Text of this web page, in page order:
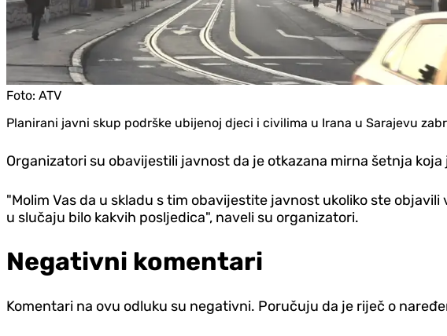
Foto: ATV
Planirani javni skup podrške ubijenoj djeci i civilima u Irana u Sarajevu
Organizatori su obavijestili javnost da je otkazana mirna šetnja
"Molim Vas da u skladu s tim obavijestite javnost ukoliko ste
u slučaju bilo kakvih posljedica", naveli su organizatori.
Negativni komentari
Komentari na ovu odluku su negativni. Poručuju da je riječ o